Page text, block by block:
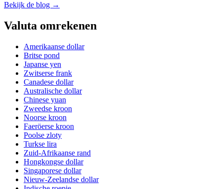
Bekijk de blog →
Valuta omrekenen
Amerikaanse dollar
Britse pond
Japanse yen
Zwitserse frank
Canadese dollar
Australische dollar
Chinese yuan
Zweedse kroon
Noorse kroon
Faeröerse kroon
Poolse zloty
Turkse lira
Zuid-Afrikaanse rand
Hongkongse dollar
Singaporese dollar
Nieuw-Zeelandse dollar